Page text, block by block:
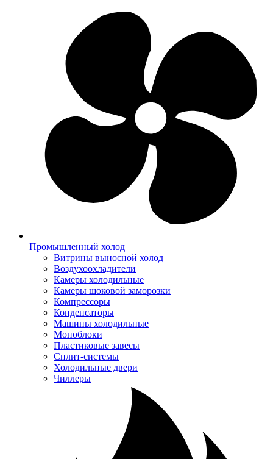
Промышленный холод
Витрины выносной холод
Воздухоохладители
Камеры холодильные
Камеры шоковой заморозки
Компрессоры
Конденсаторы
Машины холодильные
Моноблоки
Пластиковые завесы
Сплит-системы
Холодильные двери
Чиллеры